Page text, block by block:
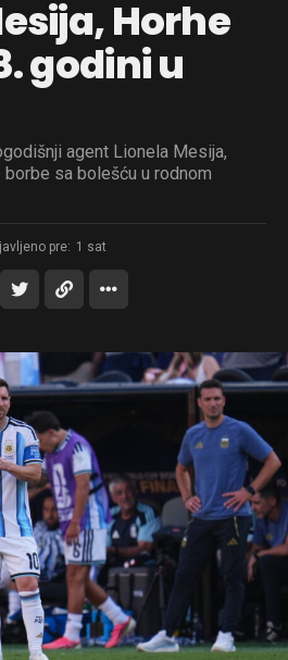
Horhe
godini u
agent Lionela Mesija,
sa bolešću u rodnom
pre: 1 sat